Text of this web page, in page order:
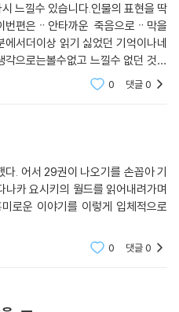
느낄수 있습니다.인물의 표현을 딱
번편은ᆢ안타까운 죽음으로ᆢ막을
서더이상 읽기 싫었던 기억이나네
으로는볼수없고 느낄수 없던 것들
본 발매가 너무~~~늦는다는 것 빼
0 댓글0
. 어서 29권이 나오기를 손꼽아 기
카 요시키의 월드를 읽어내려가며
로운 이야기를 이렇게 입체적으로
0 댓글0